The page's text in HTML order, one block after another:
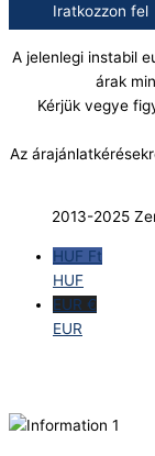
Iratkozzon fel
A jelenlegi instabil
árak
Kérjük vegye
Az
2013-2025
HUF Ft
HUF
EUR €
EUR